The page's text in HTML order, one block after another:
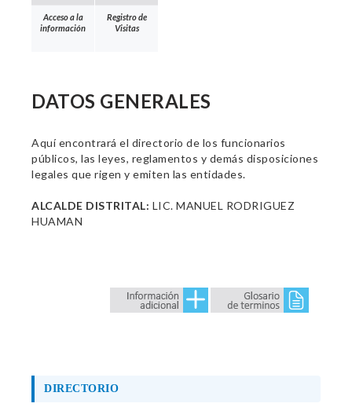
Acceso a la
información
Registro de
Visitas
DATOS GENERALES
Aquí encontrará el directorio de los funcionarios
públicos, las leyes, reglamentos y demás disposiciones
legales que rigen y emiten las entidades.
ALCALDE DISTRITAL: LIC. MANUEL RODRIGUEZ
HUAMAN
DIRECTORIO